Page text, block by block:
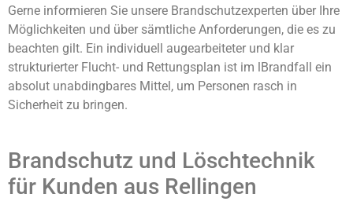
Gerne informieren Sie unsere Brandschutzexperten über Ihre
Möglichkeiten und über sämtliche Anforderungen, die es zu
beachten gilt. Ein individuell augearbeiteter und klar
strukturierter Flucht- und Rettungsplan ist im lBrandfall ein
absolut unabdingbares Mittel, um Personen rasch in
Sicherheit zu bringen.
Brandschutz und Löschtechnik
für Kunden aus Rellingen